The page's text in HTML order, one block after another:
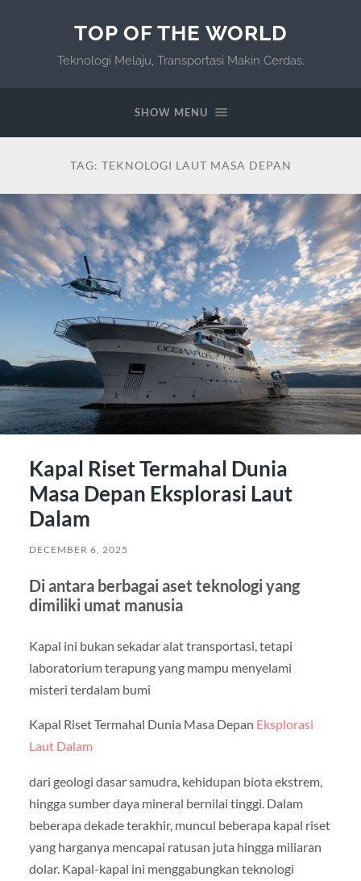
TOP OF THE WORLD
Teknologi Melaju, Transportasi Makin Cerdas.
SHOW MENU
TAG: TEKNOLOGI LAUT MASA DEPAN
Kapal Riset Termahal Dunia
Masa Depan Eksplorasi Laut
Dalam
DECEMBER 6, 2025
Di antara berbagai aset teknologi yang
dimiliki umat manusia
Kapal ini bukan sekadar alat transportasi, tetapi
laboratorium terapung yang mampu menyelami
misteri terdalam bumi
Kapal Riset Termahal Dunia Masa Depan Eksplorasi
Laut Dalam
dari geologi dasar samudra, kehidupan biota ekstrem,
hingga sumber daya mineral bernilai tinggi. Dalam
beberapa dekade terakhir, muncul beberapa kapal riset
yang harganya mencapai ratusan juta hingga miliaran
dolar. Kapal-kapal ini menggabungkan teknologi